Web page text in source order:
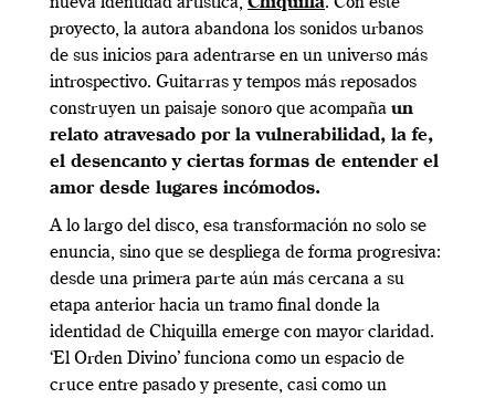
proyecto, la autora abandona los sonidos urbanos
de sus inicios para adentrarse en un universo más
introspectivo. Guitarras y tempos más reposados
construyen un paisaje sonoro que acompaña un
relato atravesado por la vulnerabilidad, la fe,
el desencanto y ciertas formas de entender el
amor desde lugares incómodos.
A lo largo del disco, esa transformación no solo se
enuncia, sino que se despliega de forma progresiva:
desde una primera parte aún más cercana a su
etapa anterior hacia un tramo final donde la
identidad de Chiquilla emerge con mayor claridad.
‘El Orden Divino’ funciona como un espacio de
cruce entre pasado y presente, casi como un